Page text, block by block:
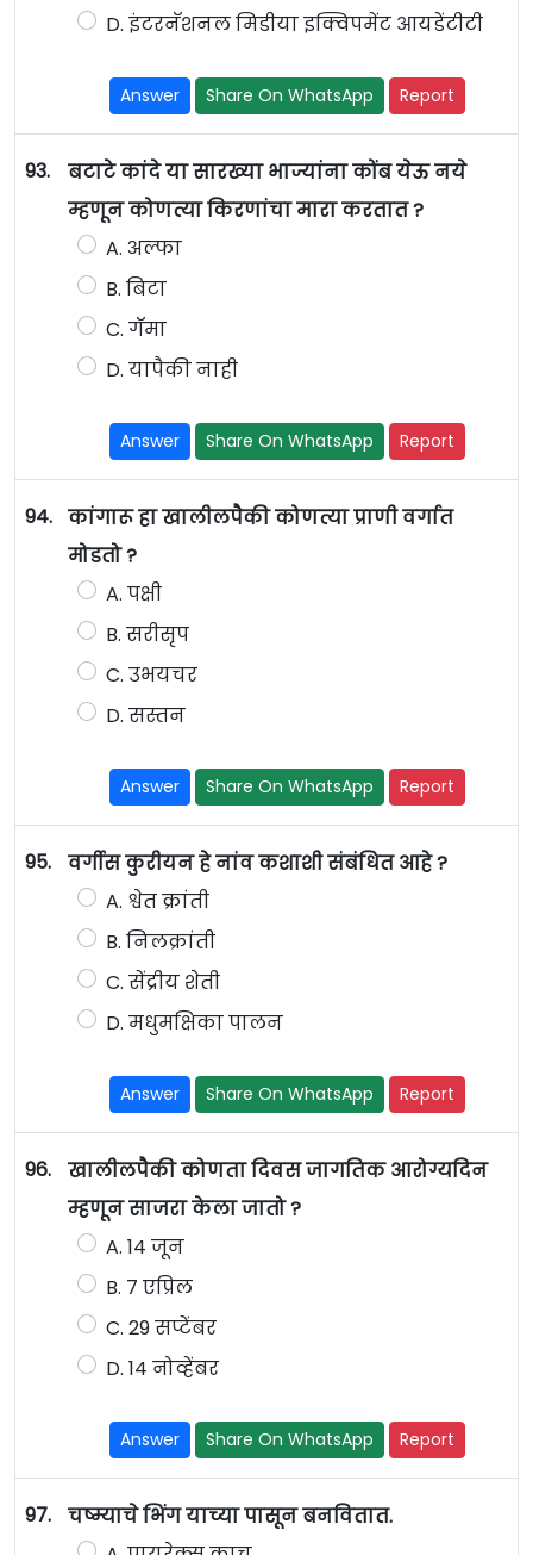
D. इंटरनॅशनल मिडीया इक्विपमेंट आयडेंटीटी
Answer Share On WhatsApp Report
93.
बटाटे कांदे या सारख्या भाज्यांना कोंब येऊ नये
म्हणून कोणत्या किरणांचा मारा करतात ?
A. अल्फा
B. बिटा
C. गॅमा
D. यापैकी नाही
Answer Share On WhatsApp Report
94. कांगारू हा खालीलपैकी कोणत्या प्राणी वर्गात
मोडतो ?
A. पक्षी
B. सरीसृप
C. उभयचर
D. सस्तन
Answer Share On WhatsApp Report
95.
वर्गीस कुरीयन हे नांव कशाशी संबंधित आहे ?
A. श्वेत क्रांती
B. निलक्रांती
C. सेंद्रीय शेती
D. मधुमक्षिका पालन
Answer Share On WhatsApp Report
96.
खालीलपैकी कोणता दिवस जागतिक आरोग्यदिन
म्हणून साजरा केला जातो ?
A. 14 जून
B. 7 एप्रिल
C. 29 सप्टेंबर
D. 14 नोव्हेंबर
Answer Share On WhatsApp Report
97.
चष्म्याचे भिंग याच्या पासून बनवितात.